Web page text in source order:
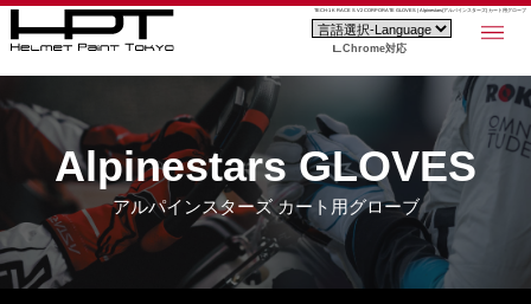
TECH-1 K RACE S V2 CORPORATE GLOVES | Alpinestars(アルパインスターズ) カート用グローブ
Chrome対応
Alpinestars GLOVES
アルパインスターズ カート用グローブ